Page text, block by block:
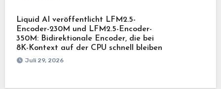
Liquid AI veröffentlicht LFM2.5-
Encoder-230M und LFM2.5-Encoder-
350M: Bidirektionale Encoder, die bei
8K-Kontext auf der CPU schnell bleiben
Juli 29, 2026